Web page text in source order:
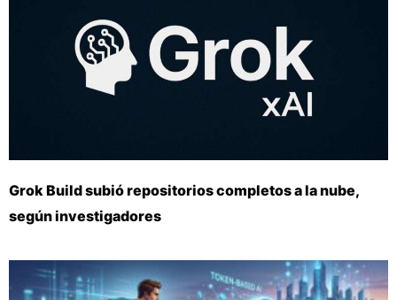
Grok Build subió repositorios completos a la nube,
según investigadores